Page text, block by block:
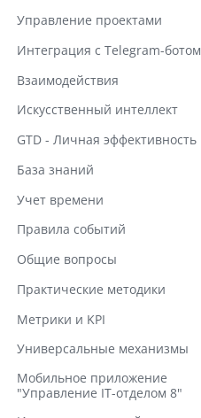
Управление проектами
Интеграция с Telegram-ботом
Взаимодействия
Искусственный интеллект
GTD - Личная эффективность
База знаний
Учет времени
Правила событий
Общие вопросы
Практические методики
Метрики и KPI
Универсальные механизмы
Мобильное приложение
"Управление IT-отделом 8"